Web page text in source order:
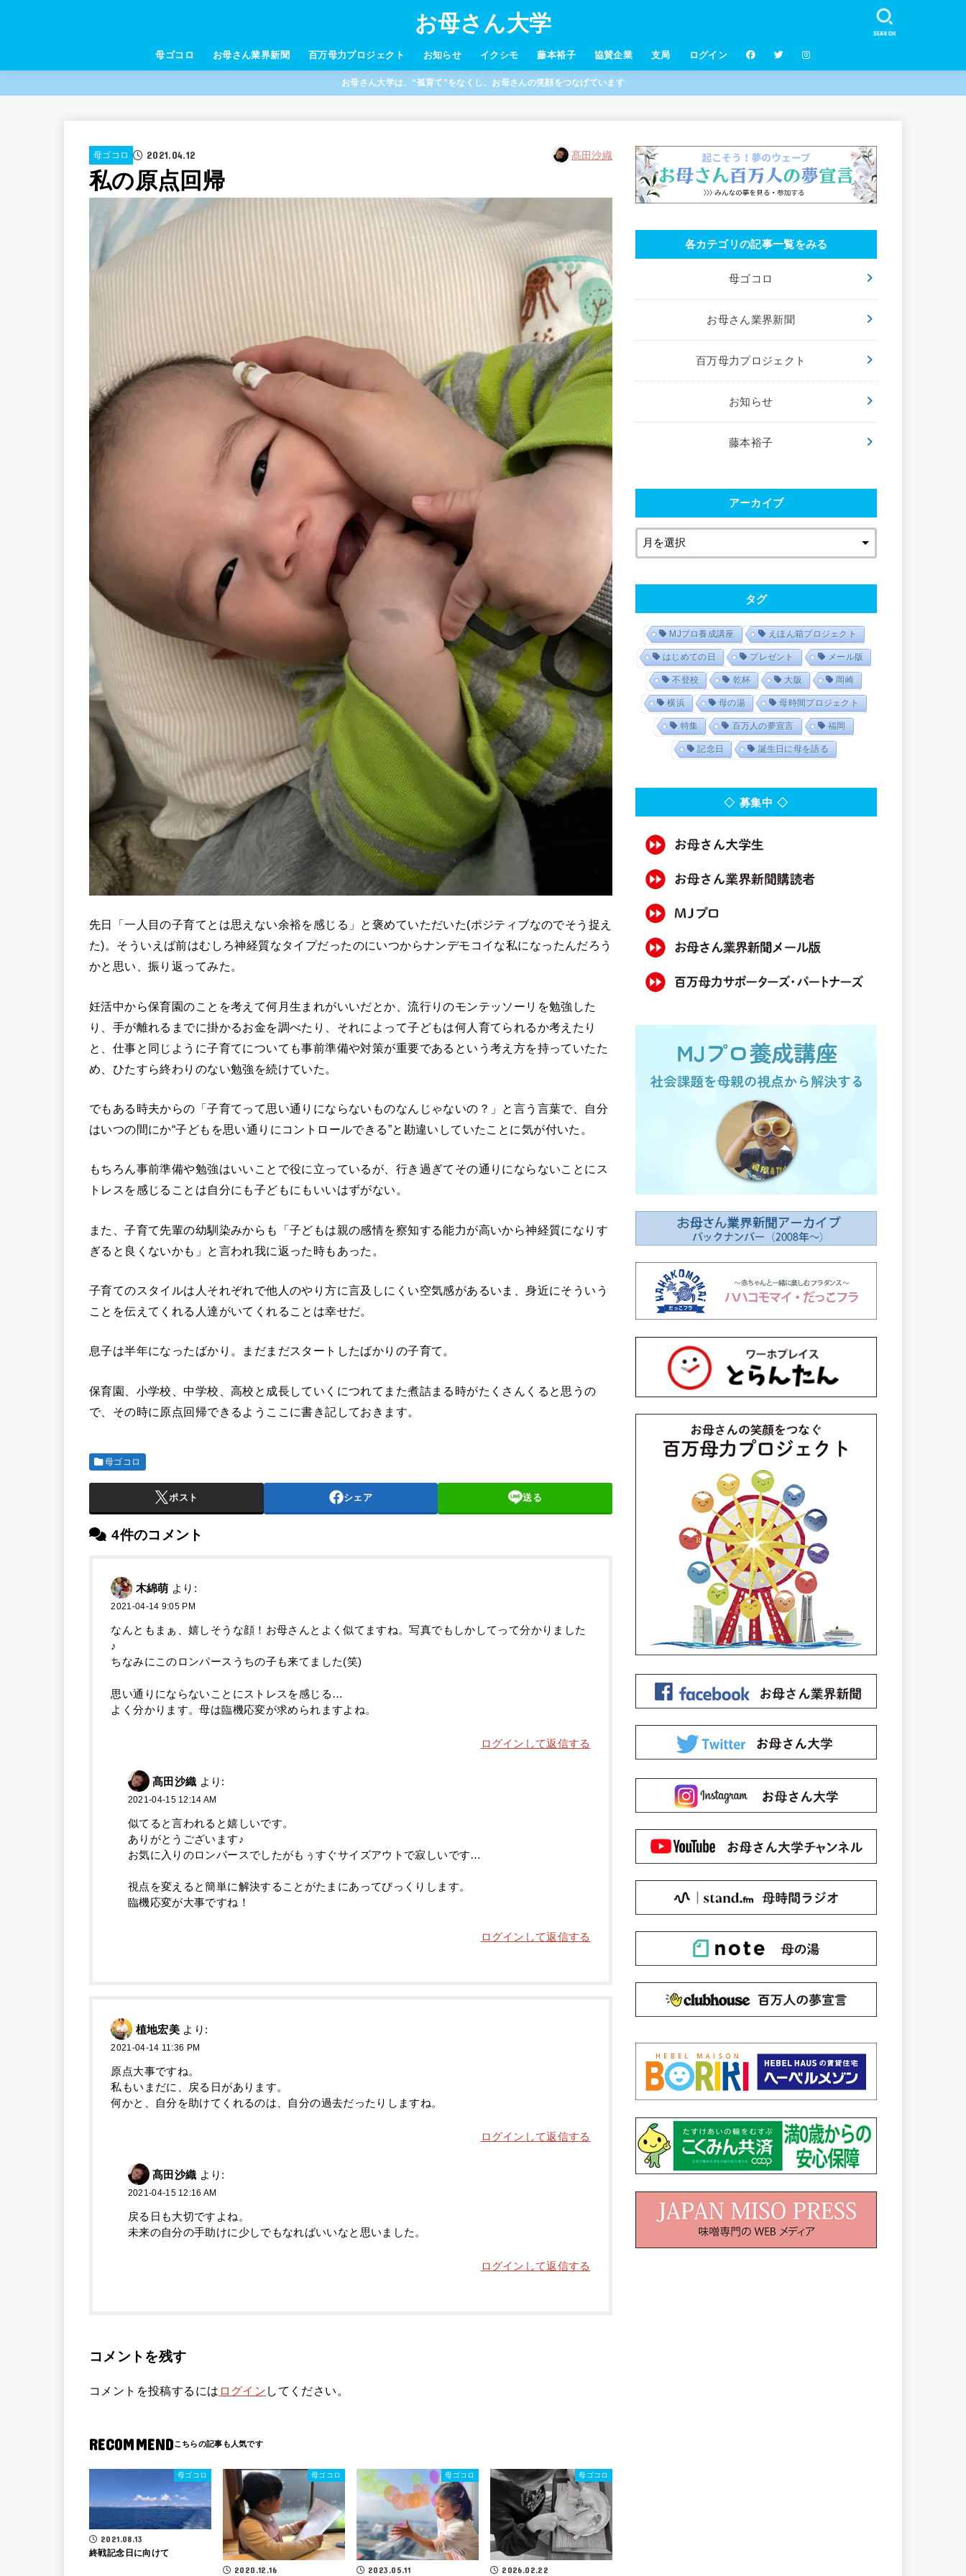
お母さん大学
母ゴコロ お母さん業界新聞 百万母力プロジェクト お知らせ イクシモ 藤本裕子 協賛企業 支局 ログイン
SEARCH
お母さん大学は、“孤育て”をなくし、お母さんの笑顔をつなげています
母ゴコロ 2021.04.12 髙田沙織
私の原点回帰
先日「一人目の子育てとは思えない余裕を感じる」と褒めていただいた(ポジティブなのでそう捉え
た)。 そういえば前はむしろ神経質なタイプだったのにいつからナンデモコイな私になったんだろう
かと思い、振り返ってみた。
妊活中から保育園のことを考えて何月生まれがいいだとか、流行りのモンテッソーリを勉強した
り、手が離れるまでに掛かるお金を調べたり、それによって子どもは何人育てられるか考えたり
と、仕事と同じように子育てについても事前準備や対策が重要であるという考え方を持っていたた
め、ひたすら終わりのない勉強を続けていた。
でもある時夫からの「子育てって思い通りにならないものなんじゃないの？」と言う言葉で、自分
はいつの間にか“子どもを思い通りにコントロールできる”と勘違いしていたことに気が付いた。
もちろん事前準備や勉強はいいことで役に立っているが、行き過ぎてその通りにならないことにス
トレスを感じることは自分にも子どもにもいいはずがない。
また、子育て先輩の幼馴染みからも「子どもは親の感情を察知する能力が高いから神経質になりす
ぎると良くないかも」と言われ我に返った時もあった。
子育てのスタイルは人それぞれで他人のやり方に言及しにくい空気感があるいま、身近にそういう
ことを伝えてくれる人達がいてくれることは幸せだ。
息子は半年になったばかり。 まだまだスタートしたばかりの子育て。
保育園、小学校、中学校、高校と成長していくにつれてまた煮詰まる時がたくさんくると思うの
で、その時に原点回帰できるようここに書き記しておきます。
母ゴコロ
ポスト シェア 送る
4件のコメント
木綿萌 より:
2021-04-14 9:05 PM
なんともまぁ、嬉しそうな顔！お母さんとよく似てますね。写真でもしかしてって分かりました
♪
ちなみにこのロンパースうちの子も来てました(笑)
思い通りにならないことにストレスを感じる…
よく分かります。母は臨機応変が求められますよね。
ログインして返信する
髙田沙織 より:
2021-04-15 12:14 AM
似てると言われると嬉しいです。
ありがとうございます♪
お気に入りのロンパースでしたがもぅすぐサイズアウトで寂しいです…
視点を変えると簡単に解決することがたまにあってびっくりします。
臨機応変が大事ですね！
ログインして返信する
植地宏美 より:
2021-04-14 11:36 PM
原点大事ですね。
私もいまだに、戻る日があります。
何かと、自分を助けてくれるのは、自分の過去だったりしますね。
ログインして返信する
髙田沙織 より:
2021-04-15 12:16 AM
戻る日も大切ですよね。
未来の自分の手助けに少しでもなればいいなと思いました。
ログインして返信する
コメントを残す
コメントを投稿するには ログイン してください。
RECOMMEND
母ゴコロ
2021.08.13
終戦記念日に向けて
母ゴコロ
2020.12.16
母ゴコロ
2023.05.11
母ゴコロ
2026.02.22
各カテゴリの記事一覧をみる
母ゴコロ
お母さん業界新聞
百万母力プロジェクト
お知らせ
藤本裕子
アーカイブ
タグ
MJプロ養成講座 えほん箱プロジェクト
はじめての日 プレゼント メール版
不登校 乾杯 大阪 岡崎
横浜 母の湯 母時間プロジェクト
特集 百万人の夢宣言 福岡
記念日 誕生日に母を語る
◇ 募集中 ◇